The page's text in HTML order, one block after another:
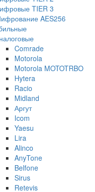
TIER 3
AES256
Comrade
Motorola
Motorola MOTOTRBO
Hytera
Racio
Midland
Аргут
Icom
Yaesu
Lira
Alinco
AnyTone
Belfone
Sirus
Retevis